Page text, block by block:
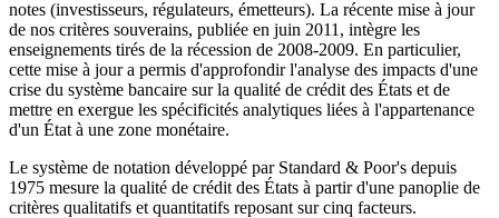
notes (investisseurs, régulateurs, émetteurs). La récente mise à jour
de nos critères souverains, publiée en juin 2011, intègre les
enseignements tirés de la récession de 2008-2009. En particulier,
cette mise à jour a permis d'approfondir l'analyse des impacts d'une
crise du système bancaire sur la qualité de crédit des États et de
mettre en exergue les spécificités analytiques liées à l'appartenance
d'un État à une zone monétaire.
Le système de notation développé par Standard & Poor's depuis
1975 mesure la qualité de crédit des États à partir d'une panoplie de
critères qualitatifs et quantitatifs reposant sur cinq facteurs.